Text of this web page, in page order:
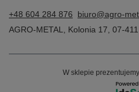
+48 604 284 876
biuro@agro-
AGRO-METAL
Kolonia 17 07-411
W sklepie